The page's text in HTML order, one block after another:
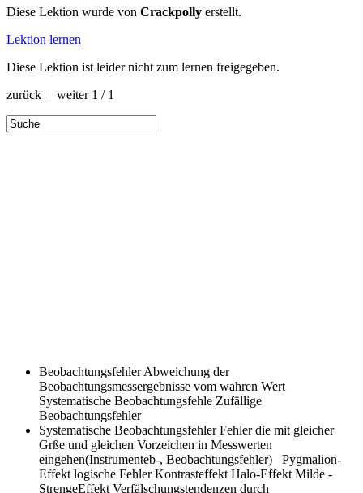
Diese Lektion wurde von Crackpolly erstellt.
Lektion lernen
Diese Lektion ist leider nicht zum lernen freigegeben.
zurück | weiter 1 / 1
BeobachtungsfehlerAbweichung der
Beobachtungsmessergebnisse vom wahren Wert
Systematische Beobachtungsfehle Zufällige
Beobachtungsfehler
Systematische BeobachtungsfehlerFehler die mit gleicher
Grße und gleichen Vorzeichen in Messwerten
eingehen(Instrumenteb-, Beobachtungsfehler) Pygmalion-
Effekt logische Fehler Kontrasteffekt Halo-Effekt Milde -
StrengeEffekt Verfälschungstendenzen durch